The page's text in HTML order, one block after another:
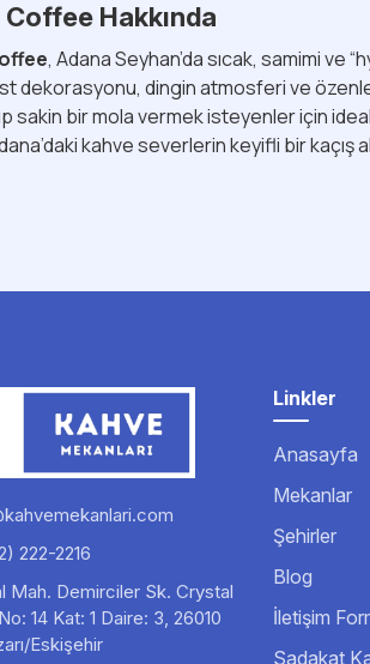
Hakkında
, Adana Seyhan’da sıcak, samimi ve
dekorasyonu, dingin atmosferi ve
sakin bir mola vermek isteyenler için
kahve severlerin keyifli bir kaçış
222-2216
Mah. Demirciler Sk. Crystal
14 Kat: 1 Daire: 3, 26010
Eskişehir
Linkler
Anasayfa
Mekanlar
Şehirler
Blog
İletişim
Sadakat